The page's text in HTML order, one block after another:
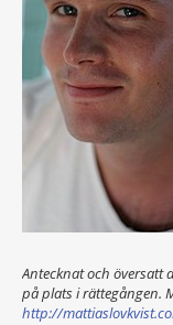
Antecknat och översatt
på plats i rättegången.
http://